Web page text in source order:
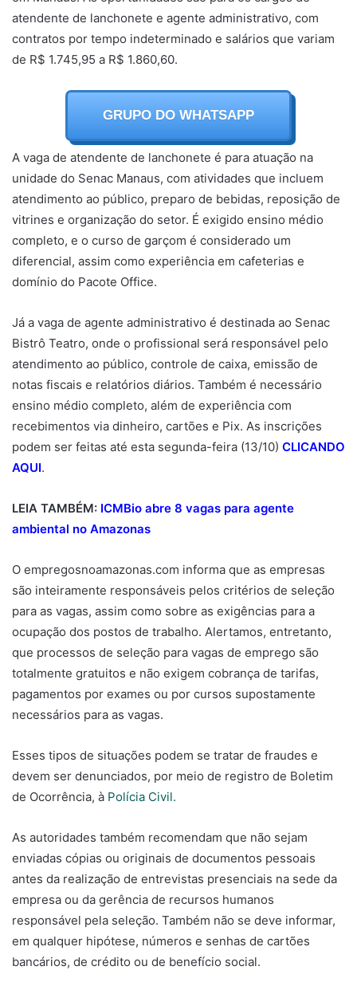
atendente de lanchonete e agente administrativo, com
contratos por tempo indeterminado e salários que variam
de R$ 1.745,95 a R$ 1.860,60.
GRUPO DO WHATSAPP
A vaga de atendente de lanchonete é para atuação na
unidade do Senac Manaus, com atividades que incluem
atendimento ao público, preparo de bebidas, reposição de
vitrines e organização do setor. É exigido ensino médio
completo, e o curso de garçom é considerado um
diferencial, assim como experiência em cafeterias e
domínio do Pacote Office.
Já a vaga de agente administrativo é destinada ao Senac
Bistrô Teatro, onde o profissional será responsável pelo
atendimento ao público, controle de caixa, emissão de
notas fiscais e relatórios diários. Também é necessário
ensino médio completo, além de experiência com
recebimentos via dinheiro, cartões e Pix. As inscrições
podem ser feitas até esta segunda-feira (13/10) CLICANDO
AQUI.
LEIA TAMBÉM: ICMBio abre 8 vagas para agente
ambiental no Amazonas
O empregosnoamazonas.com informa que as empresas
são inteiramente responsáveis pelos critérios de seleção
para as vagas, assim como sobre as exigências para a
ocupação dos postos de trabalho. Alertamos, entretanto,
que processos de seleção para vagas de emprego são
totalmente gratuitos e não exigem cobrança de tarifas,
pagamentos por exames ou por cursos supostamente
necessários para as vagas.
Esses tipos de situações podem se tratar de fraudes e
devem ser denunciados, por meio de registro de Boletim
de Ocorrência, à Polícia Civil.
As autoridades também recomendam que não sejam
enviadas cópias ou originais de documentos pessoais
antes da realização de entrevistas presenciais na sede da
empresa ou da gerência de recursos humanos
responsável pela seleção. Também não se deve informar,
em qualquer hipótese, números e senhas de cartões
bancários, de crédito ou de benefício social.